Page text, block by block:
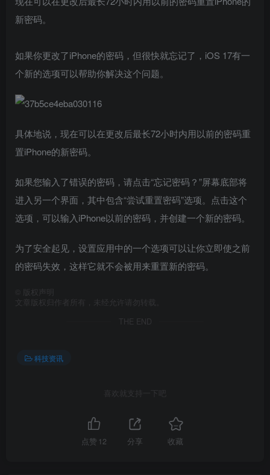
新密码。
如果你更改了iPhone的密码，但很快就忘记了，iOS 17有一
个新的选项可以帮助你解决这个问题。
具体地说，现在可以在更改后最长72小时内用以前的密码重
置iPhone的新密码。
如果您输入了错误的密码，请点击“忘记密码？”屏幕底部将
进入另一个界面，其中包含“尝试重置密码”选项。点击这个
选项，可以输入iPhone以前的密码，并创建一个新的密码。
为了安全起见，设置应用中的一个选项可以让你立即使之前
的密码失效，这样它就不会被用来重置新的密码。
版权声明
文章版权归作者所有，未经允许请勿转载。
THE END
科技资讯
喜欢就支持一下吧
点赞 12 分享 收藏